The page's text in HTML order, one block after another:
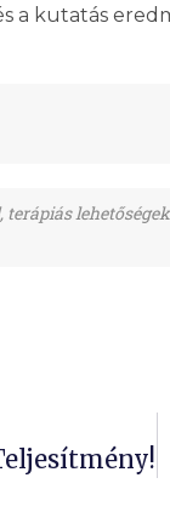
a kutatás
, terápiás lehetőségek